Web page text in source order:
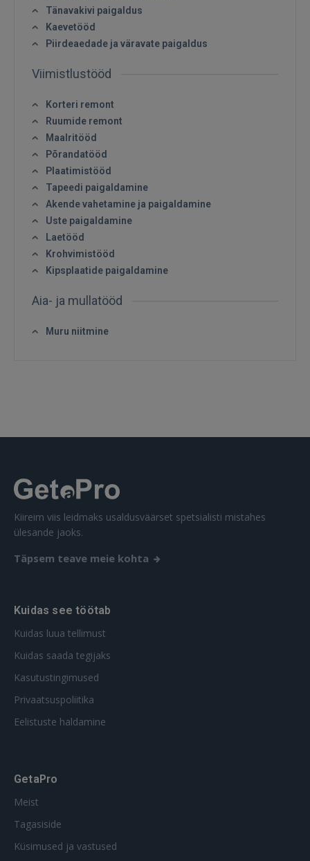
Sisene
SISENE
Unustasite parooli? Jäta mind meelde
REGISTREERIMINE
Tänavakivi paigaldus
Kaevetööd
Piirdeaedade ja väravate paigaldus
Viimistlustööd
Korteri remont
Ruumide remont
Maalritööd
Põrandatööd
Plaatimistööd
Tapeedi paigaldamine
Akende vahetamine ja paigaldamine
Uste paigaldamine
Laetööd
Krohvimistööd
Kipsplaatide paigaldamine
Aia- ja mullatööd
Muru niitmine
Kiireim viis leidmaks usaldusväärset spetsialisti mistahes
ülesande jaoks.
Täpsem teave meie kohta
Kuidas see töötab
Kuidas luua tellimust
Kuidas saada tegijaks
Kasutustingimused
Privaatsuspoliitika
Eelistuste haldamine
GetaPro
Meist
Tagasiside
Küsimused ja vastused